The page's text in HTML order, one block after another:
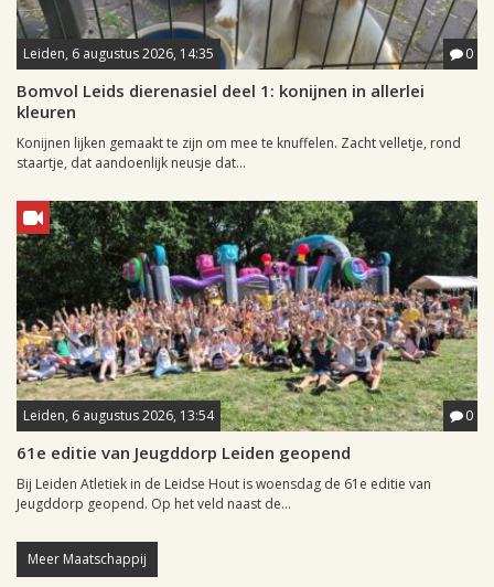
Leiden, 6 augustus 2026, 14:35 0
Bomvol Leids dierenasiel deel 1: konijnen in allerlei
kleuren
Konijnen lijken gemaakt te zijn om mee te knuffelen. Zacht velletje, rond
staartje, dat aandoenlijk neusje dat...
Leiden, 6 augustus 2026, 13:54 0
61e editie van Jeugddorp Leiden geopend
Bij Leiden Atletiek in de Leidse Hout is woensdag de 61e editie van
Jeugddorp geopend. Op het veld naast de...
Meer Maatschappij